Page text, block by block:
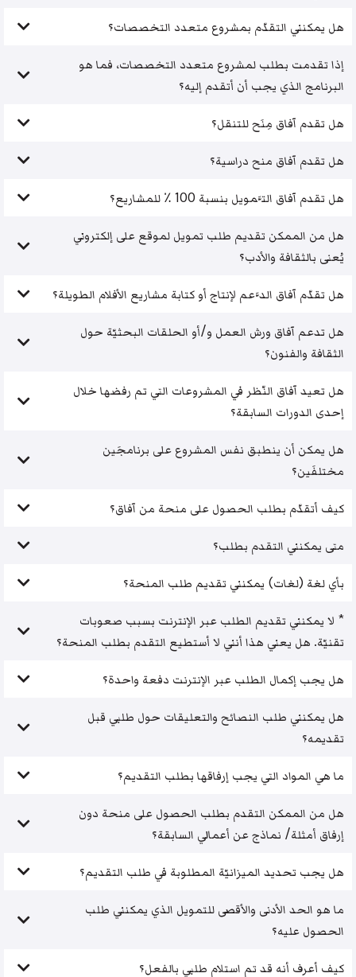
هل يمكنني التقدّم بمشروع متعدد التخصصات؟
إذا تقدمت بطلب لمشروع متعدد التخصصات، فما هو
البرنامج الذي يجب أن أتقدم إليه؟
هل تقدم آفاق مِنَح للتنقل؟
هل تقدم آفاق منح دراسية؟
هل تقدم آفاق التَّمويل بنسبة 100 ٪ للمشاريع؟
هل من الممكن تقديم طلب تمويل لموقع على إلكتروني
يُعنى بالثقافة والأدب؟
هل تقدّم آفاق الدَّعم لإنتاج أو كتابة مشاريع الأفلام الطويلة؟
هل تدعم آفاق ورش العمل و/أو الحلقات البحثيّة حول
الثقافة والفنون؟
هل تعيد آفاق النّظر في المشروعات التي تم رفضها خلال
إحدى الدورات السابقة؟
هل يمكن أن ينطبق نفس المشروع على برنامجَين
مختلفَين؟
كيف أتقدّم بطلب الحصول على منحة من آفاق؟
متى يمكنني التقدم بطلب؟
بأي لغة (لغات) يمكنني تقديم طلب المنحة؟
* لا يمكنني تقديم الطلب عبر الإنترنت بسبب صعوبات
تقنيّة. هل يعني هذا أنني لا أستطيع التقدم بطلب المنحة؟
هل يجب إكمال الطلب عبر الإنترنت دفعة واحدة؟
هل يمكنني طلب النصائح والتعليقات حول طلبي قبل
تقديمه؟
ما هي المواد التي يجب إرفاقها بطلب التقديم؟
هل من الممكن التقدم بطلب الحصول على منحة دون
إرفاق أمثلة/ نماذج عن أعمالي السابقة؟
هل يجب تحديد الميزانيّة المطلوبة في طلب التقديم؟
ما هو الحد الأدنى والأقصى للتمويل الذي يمكنني طلب
الحصول عليه؟
كيف أعرف أنه قد تم استلام طلبي بالفعل؟